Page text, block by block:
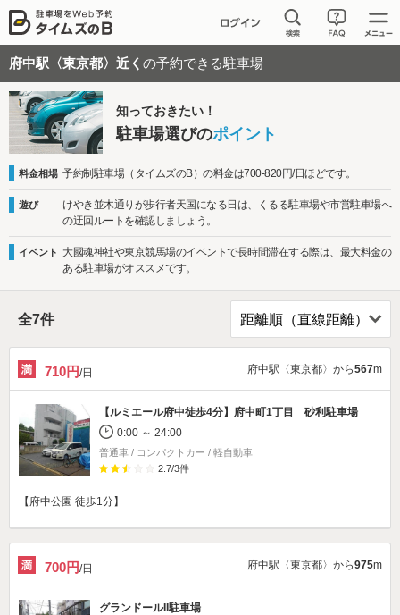
府中駅〈東京都〉近く の予約できる駐車場
知っておきたい！
駐車場選びのポイント
料金相場 予約制駐車場（タイムズのB）の料金は700-820円/日ほどです。
遊び
けやき並木通りが歩行者天国になる日は、くるる駐車場や市営駐車場へ
の迂回ルートを確認しましょう。
イベント
大國魂神社や東京競馬場のイベントで長時間滞在する際は、最大料金の
ある駐車場がオススメです。
全7件
710円/日 府中駅〈東京都〉から567m
【ルミエール府中徒歩4分】 府中町1丁目 砂利駐車場
0:00 ～ 24:00
普通車 / コンパクトカー / 軽自動車
2.7/3件
【府中公園 徒歩1分】
700円/日 府中駅〈東京都〉から975m
グランドールII駐車場